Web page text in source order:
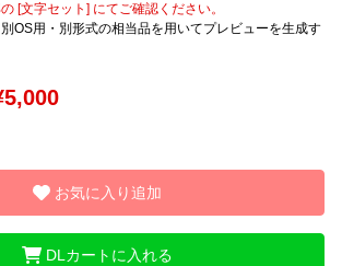
[文字セット] にてご確認ください。
OS用・別形式の相当品を用いてプレビューを生成す
お気に入り追加
DLカートに入れる